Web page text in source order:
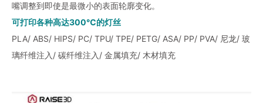
嘴调整到即使是最微小的表面轮廓变化。
可打印各种高达300℃的灯丝
PLA/ ABS/ HIPS/ PC/ TPU/ TPE/ PETG/ ASA/ PP/ PVA/ 尼龙/ 玻
璃纤维注入/ 碳纤维注入/ 金属填充/ 木材填充